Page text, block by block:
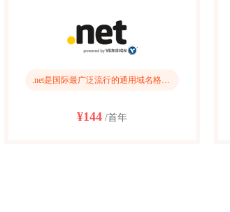
.net是国际最广泛流行的通用域名格式。
¥144 /首年